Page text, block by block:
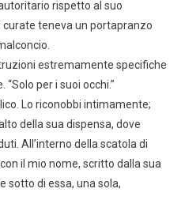
rispetto al suo
teneva un portapranzo
estremamente specifiche
per i suoi occhi.”
Lo riconobbi intimamente;
della sua dispensa, dove
All’interno della scatola di
il mio nome, scritto dalla sua
sotto di essa, una sola,